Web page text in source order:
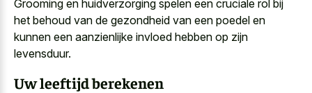
Grooming en huidverzorging spelen een cruciale rol bij
het behoud van de gezondheid van een poedel en
kunnen een aanzienlijke invloed hebben op zijn
levensduur.
Uw leeftijd berekenen